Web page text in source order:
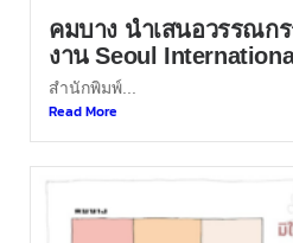
คมบาง นำเสนอวรรณก
งาน Seoul
สำนักพิมพ์...
Read More